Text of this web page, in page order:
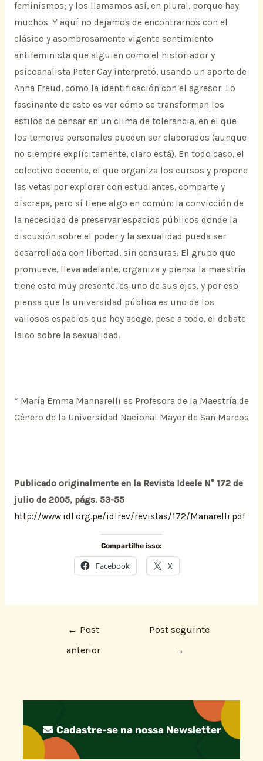
feminismos; y los llamamos así, en plural, porque hay
muchos. Y aquí no dejamos de encontrarnos con el
clásico y asombrosamente vigente sentimiento
antifeminista que alguien como el historiador y
psicoanalista Peter Gay interpretó, usando un aporte de
Anna Freud, como la identificación con el agresor. Lo
fascinante de esto es ver cómo se transforman los
estilos de pensar en un clima de tolerancia, en el que
los temores personales pueden ser elaborados (aunque
no siempre explícitamente, claro está). En todo caso, el
colectivo docente, el que organiza los cursos y propone
las vetas por explorar con estudiantes, comparte y
discrepa, pero sí tiene algo en común: la convicción de
la necesidad de preservar espacios públicos donde la
discusión sobre el poder y la sexualidad pueda ser
desarrollada con libertad, sin censuras. El grupo que
promueve, lleva adelante, organiza y piensa la maestría
tiene esto muy presente, es uno de sus ejes, y por eso
piensa que la universidad pública es uno de los
valiosos espacios que hoy acoge, pese a todo, el debate
laico sobre la sexualidad.
* María Emma Mannarelli es Profesora de la Maestría de
Género de la Universidad Nacional Mayor de San Marcos
Publicado originalmente en la Revista Ideele N° 172 de
julio de 2005, págs. 53-55
http://www.idl.org.pe/idlrev/revistas/172/Manarelli.pdf
Compartilhe isso:
Facebook X
← Post
anterior
Post seguinte
→
Cadastre-se na nossa Newsletter